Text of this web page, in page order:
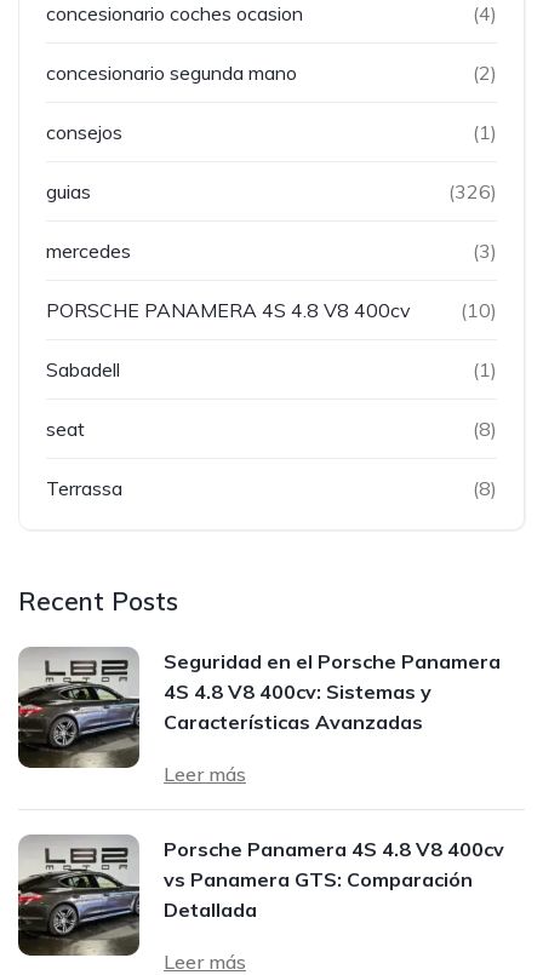
concesionario coches ocasion (4)
concesionario segunda mano (2)
consejos (1)
guias (326)
mercedes (3)
PORSCHE PANAMERA 4S 4.8 V8 400cv (10)
Sabadell (1)
seat (8)
Terrassa (8)
Recent Posts
Seguridad en el Porsche Panamera
4S 4.8 V8 400cv: Sistemas y
Características Avanzadas
Leer más
Porsche Panamera 4S 4.8 V8 400cv
vs Panamera GTS: Comparación
Detallada
Leer más